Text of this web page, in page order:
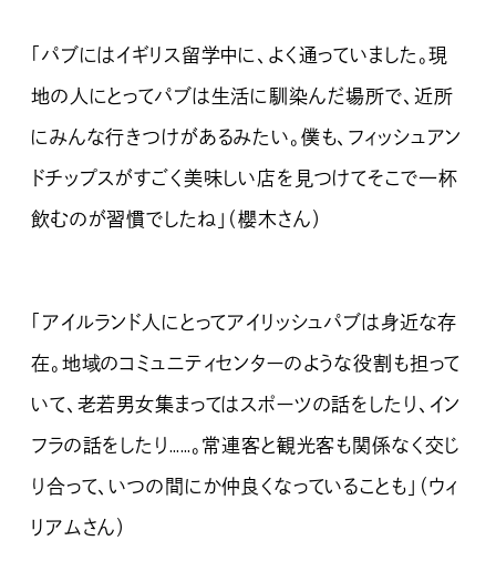
「パブにはイギリス留学中に、よく通っていました。現
地の人にとってパブは生活に馴染んだ場所で、近所
にみんな行きつけがあるみたい。僕も、フィッシュアン
ドチップスがすごく美味しい店を見つけてそこで一杯
飲むのが習慣でしたね」（櫻木さん）
「アイルランド人にとってアイリッシュパブは身近な存
在。地域のコミュニティセンターのような役割も担って
いて、老若男女集まってはスポーツの話をしたり、イン
フラの話をしたり……。常連客と観光客も関係なく交じ
り合って、いつの間にか仲良くなっていることも」（ウィ
リアムさん）